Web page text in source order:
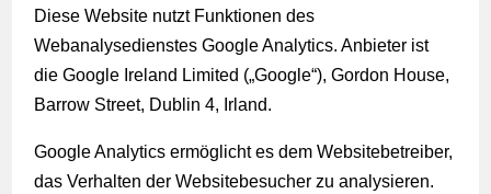
Diese Website nutzt Funktionen des
Webanalysedienstes Google Analytics. Anbieter ist
die Google Ireland Limited („Google“), Gordon House,
Barrow Street, Dublin 4, Irland.
Google Analytics ermöglicht es dem Websitebetreiber,
das Verhalten der Websitebesucher zu analysieren.